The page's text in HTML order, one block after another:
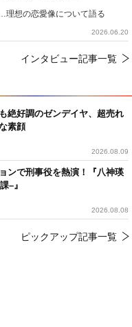
絶好調のゼンデイヤ、超売れ
素顔
2026.08.09
ンで刑事役を熱演！『八神瑛
–』
2026.08.08
ピックアップ記事一覧
理想の恋愛像について語る
2026.06.20
インタビュー記事一覧